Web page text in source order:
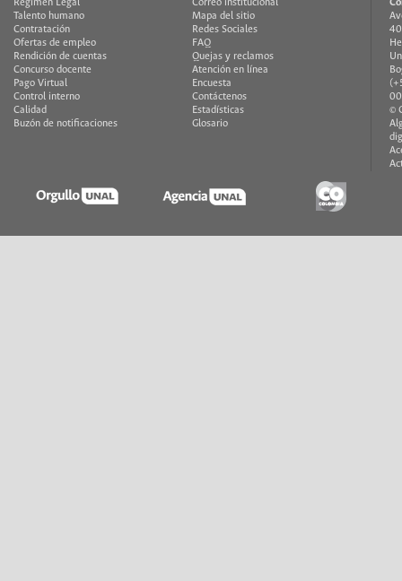
Régimen Legal
Talento humano
Contratación
Ofertas de empleo
Rendición de cuentas
Concurso docente
Pago Virtual
Control interno
Calidad
Buzón de notificaciones
Correo institucional
Mapa del sitio
Redes Sociales
FAQ
Quejas y reclamos
Atención en línea
Encuesta
Contáctenos
Estadísticas
Glosario
©